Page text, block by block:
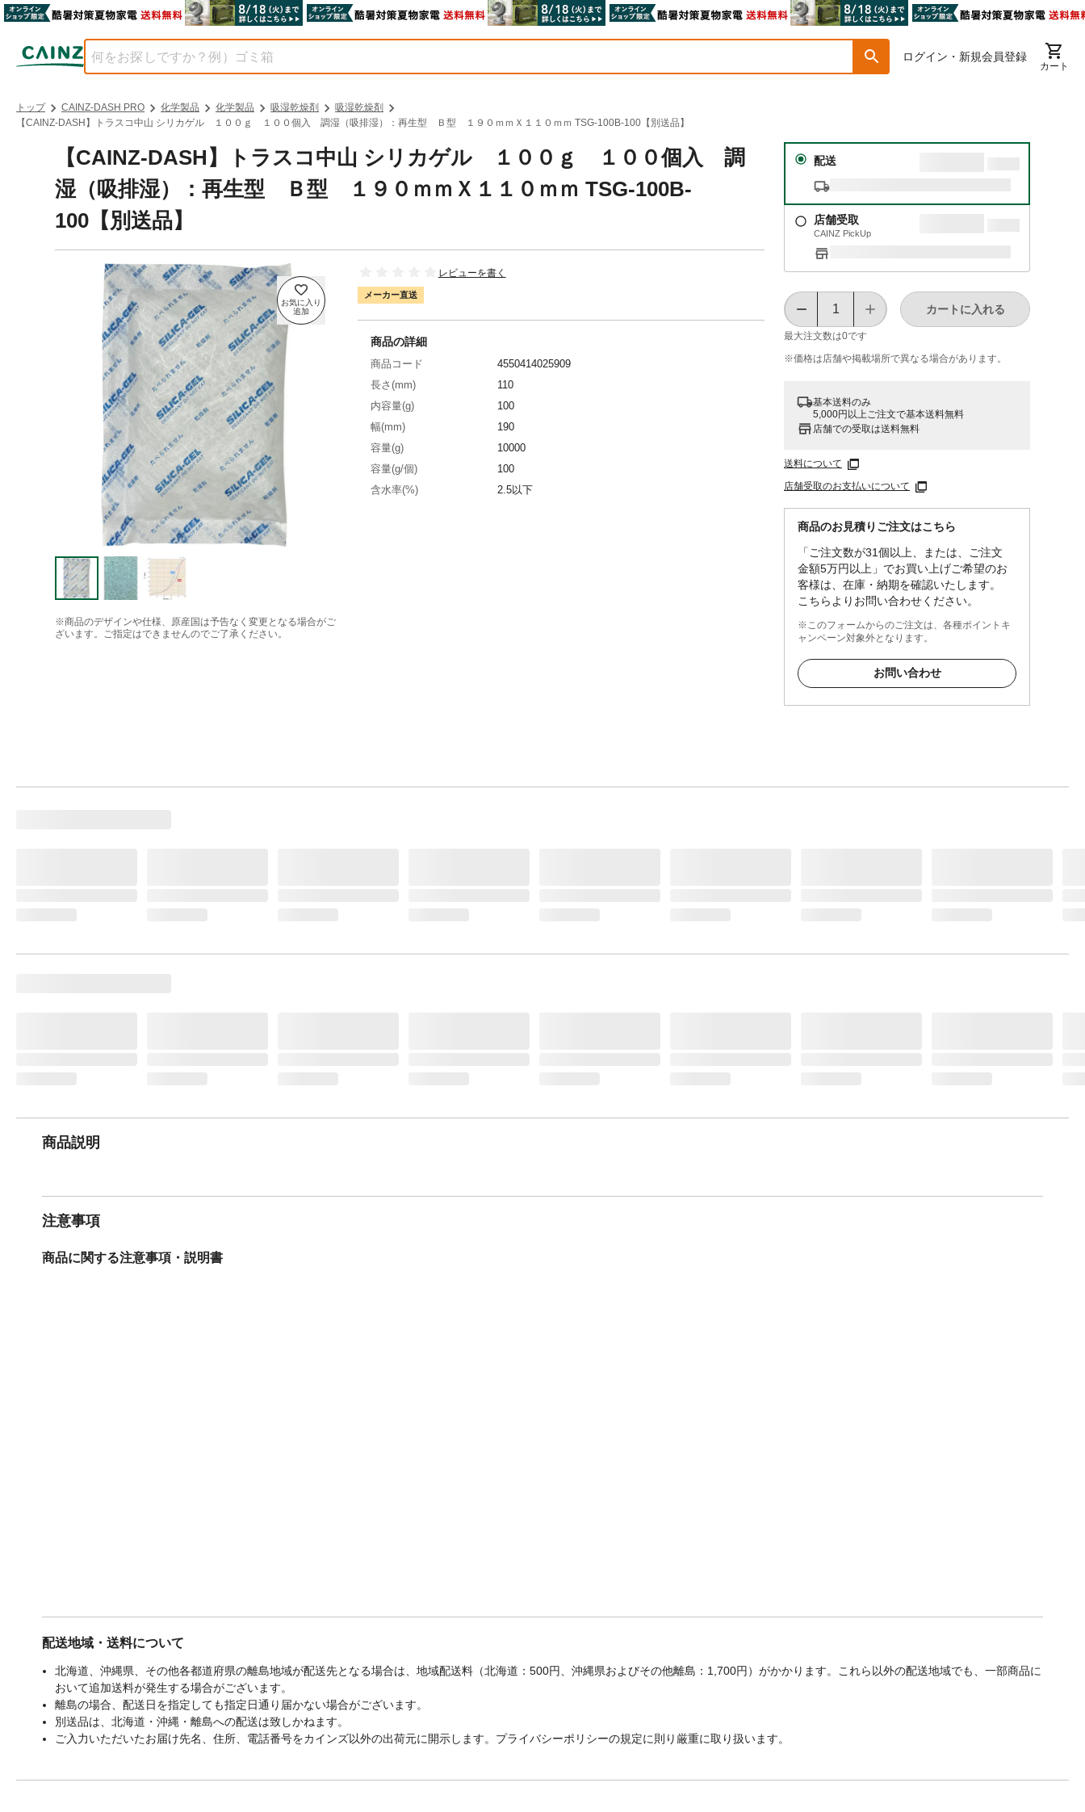
ログイン・新規会員登録
カート
トップ CAINZ-DASH PRO 化学製品 化学製品 吸湿乾燥剤
吸湿乾燥剤
【CAINZ-DASH】トラスコ中山 シリカゲル １００ｇ １００個入 調湿（吸排湿）：再生型 Ｂ型 １９０ｍｍＸ１１０ｍｍ TSG-100B-100【別送品】
【CAINZ-DASH】トラスコ中山 シリカゲル １００ｇ １００個入 調
湿（吸排湿）：再生型 Ｂ型 １９０ｍｍＸ１１０ｍｍ TSG-100B-
100【別送品】
※商品のデザインや仕様、原産国は予告なく変更となる場合がご
ざいます。ご指定はできませんのでご了承ください。
レビューを書く
メーカー直送
配送
店舗受取
CAINZ PickUp
最大注文数は0です
カートに入れる
※価格は​店舗や​掲載場所で​異なる​場合が​あります。
基本送料のみ
5,000円以上ご注文で基本送料無料
店舗での受取は送料無料
送料について
店舗受取のお支払いについて
商品のお見積りご注文はこちら
「ご注文数が31個以上、または、ご注文
金額5万円以上」でお買い上げご希望のお
客様は、在庫・納期を確認いたします。
こちらよりお問い合わせください。
※このフォームからのご注文は、各種ポイントキ
ャンペーン対象外となります。
お問い合わせ
商品の詳細
商品コード
4550414025909
長さ(mm)
110
内容量(g)
100
幅(mm)
190
容量(g)
10000
容量(g/個)
100
含水率(%)
2.5以下
商品説明
注意事項
商品に関する注意事項・説明書
配送地域・送料について
北海道、沖縄県、その他各都道府県の離島地域が配送先となる場合は、地域配送料（北海道：500円、沖縄県およびその他離島：1,700円）がかかります。これら以外の配送地域でも、一部商品に
おいて追加送料が発生する場合がございます。
離島の場合、配送日を指定しても指定日通り届かない場合がございます。
別送品は、北海道・沖縄・離島への配送は致しかねます。
ご入力いただいたお届け先名、住所、電話番号をカインズ以外の出荷元に開示します。プライバシーポリシーの規定に則り厳重に取り扱います。